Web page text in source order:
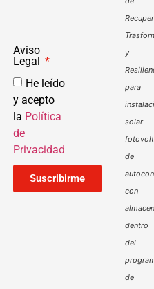
Aviso
Legal
He leído
y acepto
la Política
de
Privacidad
Suscribirme
y
para
solar
de
con
dentro
del
de